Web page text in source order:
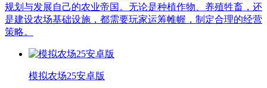
规划与发展自己的农业帝国。无论是种植作物、养殖牲畜，还
是建设农场基础设施，都需要玩家运筹帷幄，制定合理的经营
策略。
模拟农场25安卓版